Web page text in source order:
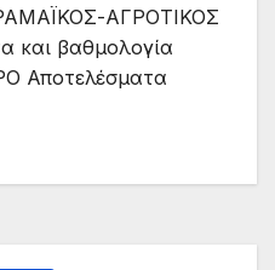
ΑΓΡΟΤΙΚΟΣ
και βαθμολογία
Αποτελέσματα